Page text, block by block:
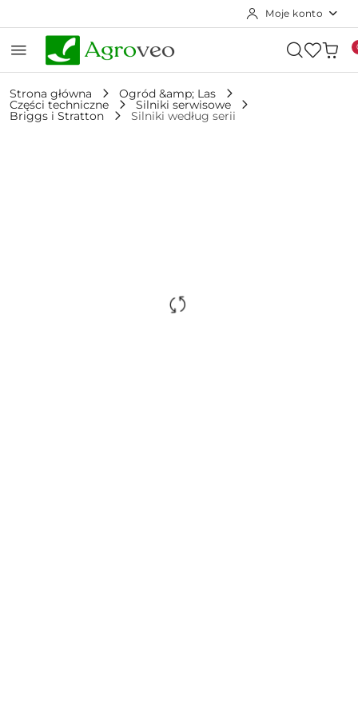
Moje konto
Strona główna Ogród &amp; Las
Części techniczne Silniki serwisowe
Briggs i Stratton Silniki według serii